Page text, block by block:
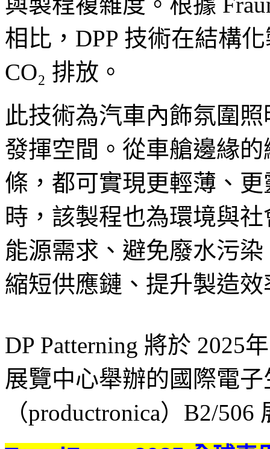
相比，DPP 技術在結構
CO₂ 排放。
此技術為汽車內飾氛圍
發揮空間。從車艙邊緣
條，都可實現更輕薄、
時，該製程也為環境與
能源需求、避免廢水污
縮短供應鏈、提升製造效
DP Patterning 將於 2025
展覽中心舉辦的國際電
（productronica）B2/